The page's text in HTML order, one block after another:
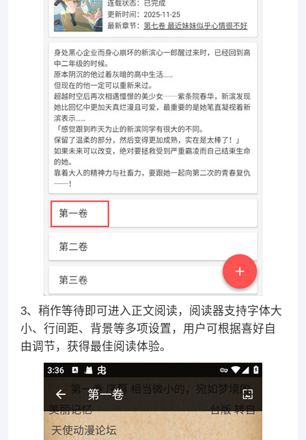
3、稍作等待即可进入正文阅读，阅读器支持字体大
小、行间距、背景等多项设置，用户可根据喜好自
由调节，获得最佳阅读体验。